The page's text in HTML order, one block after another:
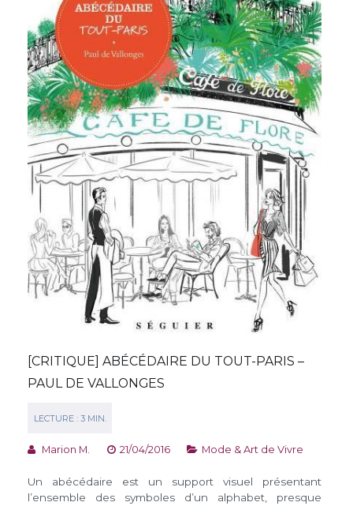
[CRITIQUE] ABÉCÉDAIRE DU TOUT-PARIS –
PAUL DE VALLONGES
Marion M. 21/04/2016 Mode & Art de Vivre
Un abécédaire est un support visuel présentant
l’ensemble des symboles d’un alphabet, presque